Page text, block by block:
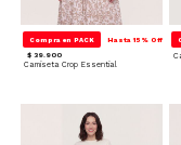
Compra en PACK Hasta 15% Off
$ 39.900
Camiseta Crop Essential